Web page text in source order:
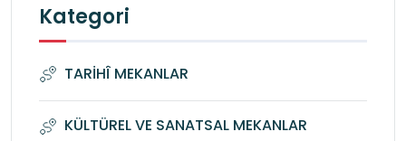
Kategori
TARİHÎ MEKANLAR
KÜLTÜREL VE SANATSAL MEKANLAR